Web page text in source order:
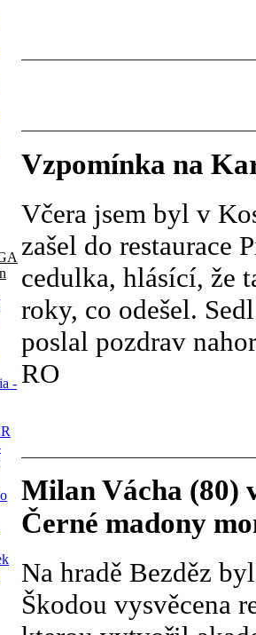
Vzpomínka na
Včera jsem byl v
zašel do restaurace
cedulka, hlásící, že
roky, co odešel.
poslal pozdrav
RO
Milan Vácha (80)
Černé madony
Na hradě Bezděz
Škodou vysvěcena